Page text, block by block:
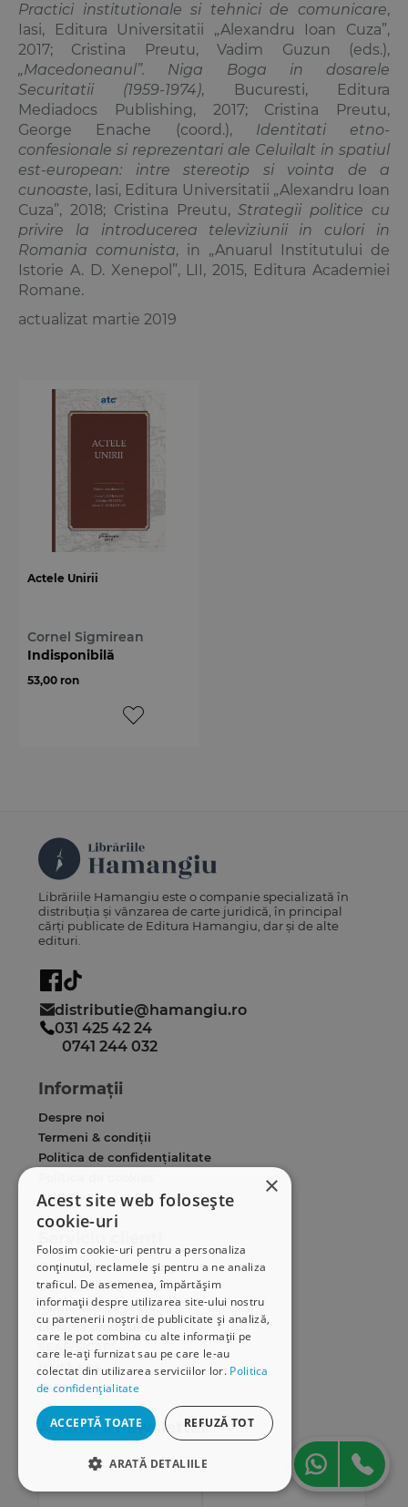
Practici institutionale si tehnici de comunicare,
Iasi, Editura Universitatii „Alexandru Ioan Cuza”,
2017; Cristina Preutu, Vadim Guzun (eds.),
„Macedoneanul”. Niga Boga in dosarele
Securitatii (1959-1974), Bucuresti, Editura
Mediadocs Publishing, 2017; Cristina Preutu,
George Enache (coord.), Identitati etno-
confesionale si reprezentari ale Celuilalt in spatiul
est-european: intre stereotip si vointa de a
cunoaste, Iasi, Editura Universitatii „Alexandru Ioan
Cuza”, 2018; Cristina Preutu,Strategii politice cu
privire la introducerea televiziunii in culori in
Romania comunista, in „Anuarul Institutului de
Istorie A. D. Xenepol”, LII, 2015, Editura Academiei
Romane.
actualizat martie 2019
Actele Unirii
Cornel Sigmirean
Indisponibilă
53,00 ron
×
Acest site web folosește
cookie-uri
Folosim cookie-uri pentru a personaliza
conținutul, reclamele și pentru a ne analiza
traficul. De asemenea, împărtășim
informații despre utilizarea site-ului nostru
cu partenerii noștri de publicitate și analiză,
care le pot combina cu alte informații pe
care le-ați furnizat sau pe care le-au
colectat din utilizarea serviciilor lor. Politica
de confidențialitate
ACCEPTĂ TOATE REFUZĂ TOT
ARATĂ DETALIILE
Librăriile Hamangiu este o companie specializată în
distribuția și vânzarea de carte juridică, în principal
cărți publicate de Editura Hamangiu, dar și de alte
edituri.
distributie@hamangiu.ro
031 425 42 24
0741 244 032
Informații
Despre noi
Termeni & condiții
Politica de confidențialitate
ANPC
Comunitatea Hamangiu
Cum comand online
Modalități de plată
Livrarea produselor
SEAP/SICAP
Hartă site
Cariere
Abonare newsletter